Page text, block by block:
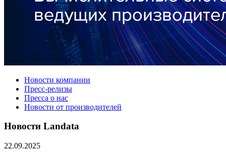
Новости компании
Пресс-релизы
Пресса о нас
Новости от производителей
Новости Landata
22.09.2025